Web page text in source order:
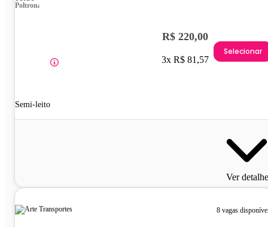
Poltrona
Semi-leito
R$ 220,00
3x R$ 81,57
Selecionar
Ver
8 vagas